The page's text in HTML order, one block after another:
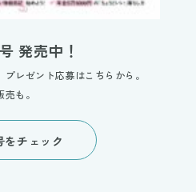
発売中！
レゼント応募はこちらから。
も。
をチェック